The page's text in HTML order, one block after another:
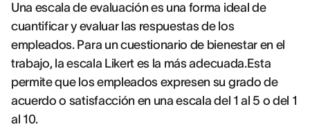
Una escala de evaluación es una forma ideal de
cuantificar y evaluar las respuestas de los
empleados. Para un cuestionario de bienestar en el
trabajo, la escala Likert es la más adecuada.Esta
permite que los empleados expresen su grado de
acuerdo o satisfacción en una escala del 1 al 5 o del 1
al 10.